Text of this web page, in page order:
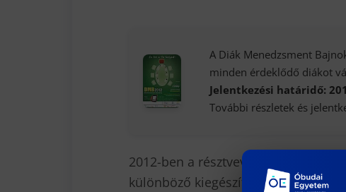
A Diák Menedzsment
minden érdeklődő diákot
Jelentkezési határidő:
További részletek és
2012-ben a résztvevők
különböző kiegészítő